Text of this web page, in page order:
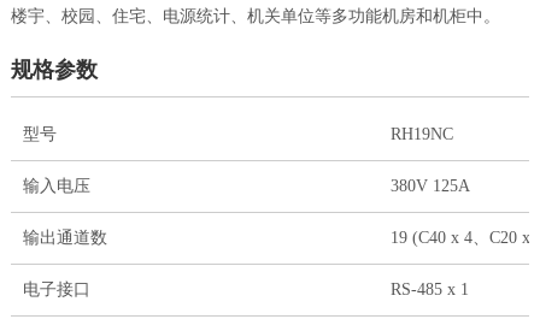
楼宇、校园、住宅、电源统计、机关单位等多功能机房和机柜中。
规格参数
型号 RH19NC
输入电压 380V 125A
输出通道数 19 (C40 x 4、C20 x
电子接口 RS-485 x 1